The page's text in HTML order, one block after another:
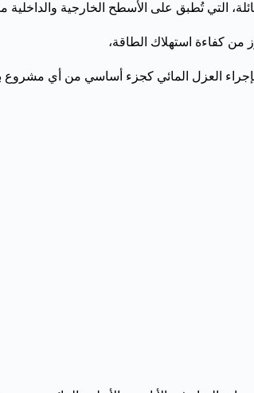
التي تُطبق على الأسطح الخارجية
من كفاءة استهلاك الطاقة،
العزل المائي كجزء أساسي من أي مشروع